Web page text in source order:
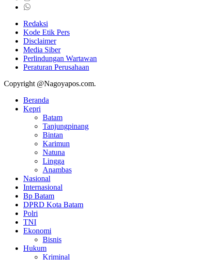
Redaksi
Kode Etik Pers
Disclaimer
Media Siber
Perlindungan Wartawan
Peraturan Perusahaan
Copyright @Nagoyapos.com.
Beranda
Kepri
Batam
Tanjungpinang
Bintan
Karimun
Natuna
Lingga
Anambas
Nasional
Internasional
Bp Batam
DPRD Kota Batam
Polri
TNI
Ekonomi
Bisnis
Hukum
Kriminal